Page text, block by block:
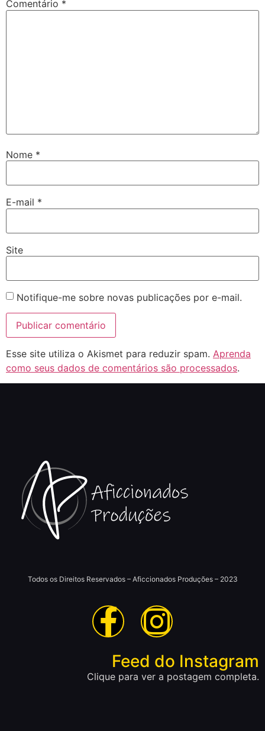
Comentário *
Nome *
E-mail *
Site
Notifique-me sobre novas publicações por e-mail.
Esse site utiliza o Akismet para reduzir spam. Aprenda
como seus dados de comentários são processados.
Todos os Direitos Reservados – Aficcionados Produções – 2023
Feed do Instagram
Clique para ver a postagem completa.